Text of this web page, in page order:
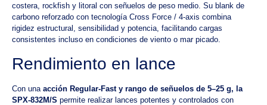
costera, rockfish y litoral con señuelos de peso medio. Su blank de
carbono reforzado con tecnología Cross Force / 4-axis combina
rigidez estructural, sensibilidad y potencia, facilitando cargas
consistentes incluso en condiciones de viento o mar picado.
Rendimiento en lance
Con una acción Regular-Fast y rango de señuelos de 5–25 g, la
SPX-832M/S permite realizar lances potentes y controlados con